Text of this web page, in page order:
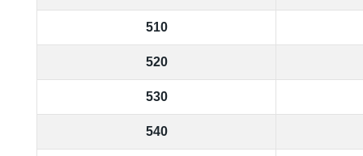
510
520
530
540